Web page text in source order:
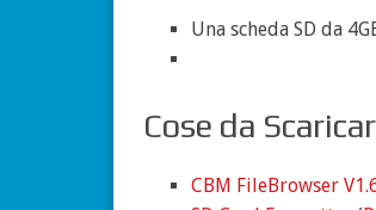
Una scheda SD da
Cose da
CBM FileBrowser